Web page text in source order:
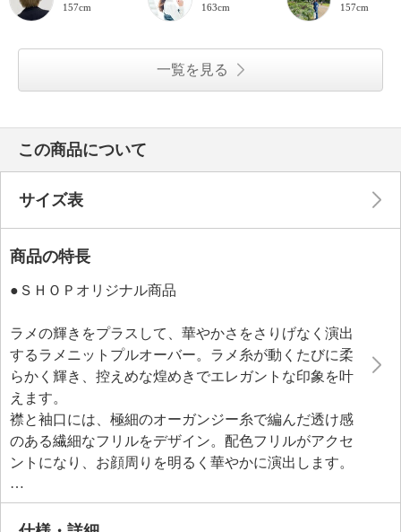
157cm 163cm 157cm
一覧を見る
この商品について
サイズ表
商品の特長
●ＳＨＯＰオリジナル商品
ラメの輝きをプラスして、華やかさをさりげなく演出
するラメニットプルオーバー。ラメ糸が動くたびに柔
らかく輝き、控えめな煌めきでエレガントな印象を叶
えます。
襟と袖口には、極細のオーガンジー糸で編んだ透け感
のある繊細なフリルをデザイン。配色フリルがアクセ
ントになり、お顔周りを明るく華やかに演出します。
ニットならではの軽やかな立体感で、重くならないの
もうれしいポイント。アクセサリーいらずできちんと
感と華やかさが完成する一枚です。